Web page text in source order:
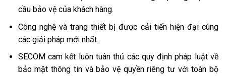
cầu bảo vệ của khách hàng.
Công nghệ và trang thiết bị được cải tiến hiện đại cùng
các giải pháp mới nhất.
SECOM cam kết luôn tuân thủ các quy định pháp luật về
bảo mật thông tin và bảo vệ quyền riêng tư với toàn bộ